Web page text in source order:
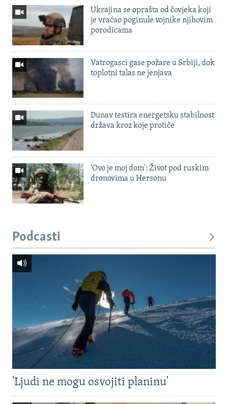
Ukrajina se oprašta od čovjeka koji
je vraćao poginule vojnike njihovim
porodicama
Vatrogasci gase požare u Srbiji, dok
toplotni talas ne jenjava
Dunav testira energetsku stabilnost
država kroz koje protiče
'Ovo je moj dom': Život pod ruskim
dronovima u Hersonu
Podcasti
'Ljudi ne mogu osvojiti planinu'